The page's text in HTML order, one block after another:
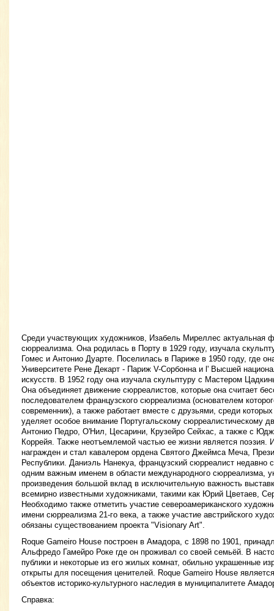
Среди участвующих художников, Изабель Миреллес актуальная
сюрреализма. Она родилась в Порту в 1929 году, изучала
Гомес и Антонио Дуарте. Поселилась в Париже в 1950 году, где
Университете Рене Декарт - Париж V-Сорбонна и l' Высшей
искусств. В 1952 году она изучала скульптуру с Мастером
Она объединяет движение сюрреалистов, которые она считает
последователем французского сюрреализма (основателем
современник), а также работает вместе с друзьями, среди
уделяет особое внимание Португальскому сюрреалистическому
Антонио Педро, О'Нил, Цесарини, Крузейро Сейхас, а также с
Коррейя. Также неотъемлемой частью ее жизни является
награжден и стал кавалером ордена Святого Джеймса Меча,
Республики. Даниэль Нанекуа, французский сюрреалист недавно
одним важным именем в области международного сюрреализма,
произведения большой вклад в исключительную важность
всемирно известными художниками, такими как Юрий Цветаев,
Необходимо также отметить участие североамериканского
имени сюрреализма 21-го века, а также участие австрийского
обязаны существованием проекта "Visionary Art".
Roque Gameiro House построен в Амадора, с 1898 по 1901,
Альфредо Гамейро Роке где он проживал со своей семьёй. В
публики и некоторые из его жилых комнат, обильно украшенные
открыты для посещения ценителей. Roque Gameiro House
объектов историко-культурного наследия в муниципалитете
Справка: